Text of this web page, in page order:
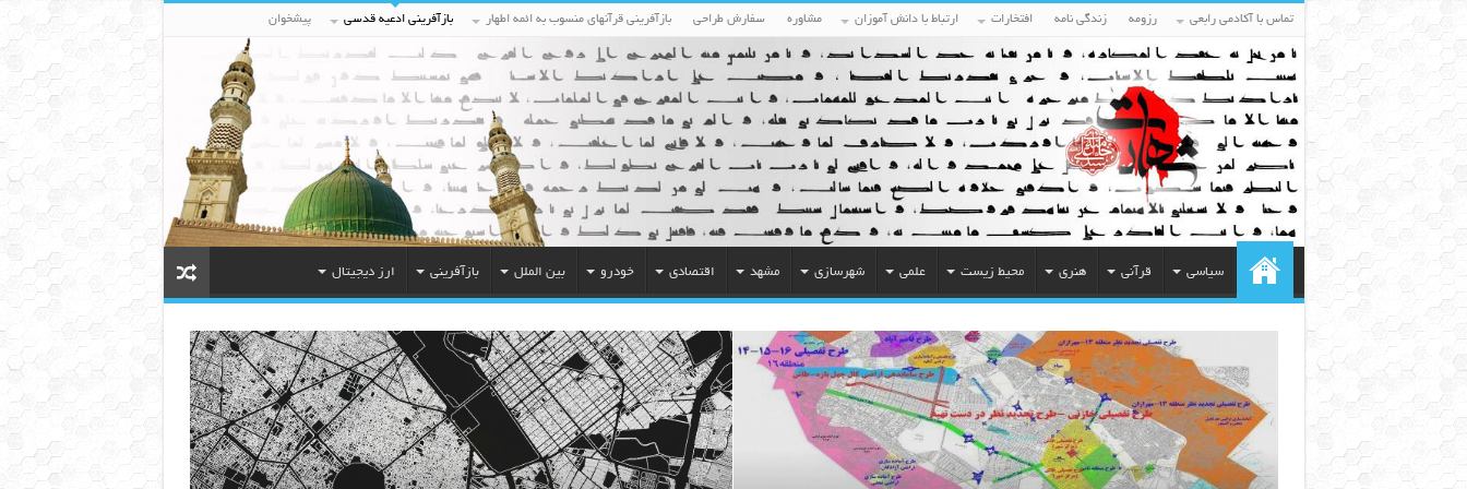
تماس با آکادمی رابعی رزومه زندگی نامه افتخارات ارتباط با دانش آموزان مشاوره سفارش طراحی بازآفرینی قرآنهای منسوب به ائمه اطهار بازآفرینی ادعیه قدسی پیشخوان
سیاسی قرآنی هنری محیط زیست علمی شهرسازی مشهد اقتصادی خودرو بین الملل بازآفرینی ارز دیجیتال